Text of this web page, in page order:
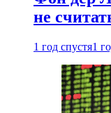
не
1 год спустя1